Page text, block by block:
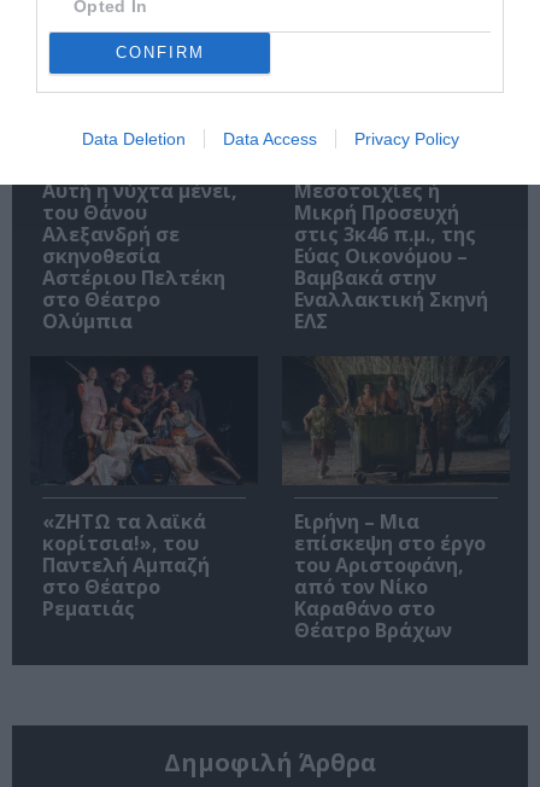
Opted In
CONFIRM
Data Deletion Data Access Privacy Policy
Αυτή η νύχτα μένει,
του Θάνου
Αλεξανδρή σε
σκηνοθεσία
Αστέριου Πελτέκη
στο Θέατρο
Ολύμπια
Μεσοτοιχίες ή
Μικρή Προσευχή
στις 3κ46 π.μ., της
Εύας Οικονόμου –
Βαμβακά στην
Εναλλακτική Σκηνή
ΕΛΣ
«ΖΗΤΩ τα λαϊκά
κορίτσια!», του
Παντελή Αμπαζή
στο Θέατρο
Ρεματιάς
Ειρήνη – Μια
επίσκεψη στο έργο
του Αριστοφάνη,
από τον Νίκο
Καραθάνο στο
Θέατρο Βράχων
Δημοφιλή Άρθρα